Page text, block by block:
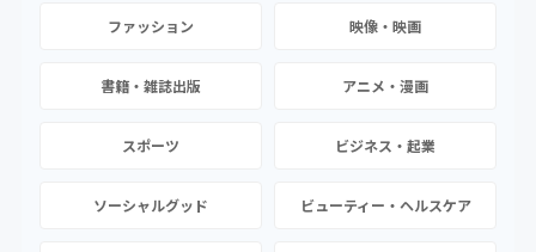
ファッション 映像・映画
書籍・雑誌出版 アニメ・漫画
スポーツ ビジネス・起業
ソーシャルグッド ビューティー・ヘルスケア